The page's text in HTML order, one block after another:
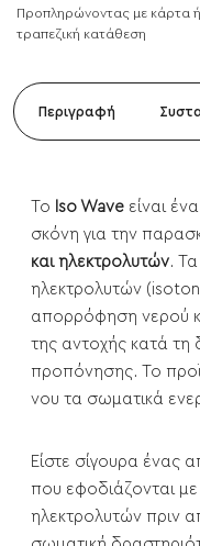
Προπληρώνοντας με κάρτα ή
τραπεζική κατάθεση
Περιγραφή
Το Iso Wave είναι
σκόνη για την
και ηλεκτρολυτών.
ηλεκτρολυτών
απορρόφηση νερού
της αντοχής κατά τη
προπόνησης. Το
νου τα σωματικά
Είστε σίγουρα ένας
που εφοδιάζονται
ηλεκτρολυτών πριν